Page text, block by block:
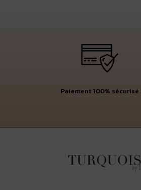
Paiement 100% sécurisé